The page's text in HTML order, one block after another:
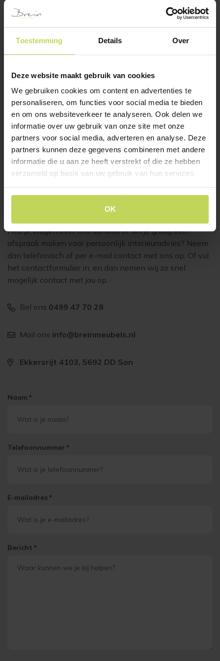
Toestemming Details Over
Deze website maakt gebruik van cookies
We gebruiken cookies om content en advertenties te
personaliseren, om functies voor social media te bieden
en om ons websiteverkeer te analyseren. Ook delen we
informatie over uw gebruik van onze site met onze
partners voor social media, adverteren en analyse. Deze
partners kunnen deze gegevens combineren met andere
informatie die u aan ze heeft verstrekt of die ze hebben
verzameld op basis van uw gebruik van hun services.
OK
Xooon dressoir
CARVING 240cm, 5
deuren, castle black
XOOON
€ 1.199,-
Xooon lowboard
CARVING 210cm, 4
deuren, castle black
XOOON
€ 899,-
Heb je vragen over ons aanbod of wil je graag een
afspraak maken voor persoonlijk interieuradvies? Neem
dan telefonisch of per e-mail contact met ons op. Of vul
het contactformulier in, en dan nemen wij zo snel
mogelijk contact met jou op.
Bel ons 0499 47 70 28
Mail ons info@breinmeubels.nl
Ekkersrijt 4103, 5692 DD Son
Naam *
Telefoonnummer *
E-mailadres *
Bericht *